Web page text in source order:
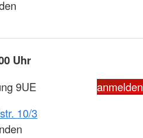
Uhr
9UE
anmelden
10/3